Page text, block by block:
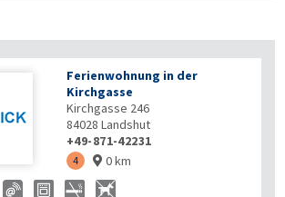
Ferienwohnung in der
Kirchgasse
Kirchgasse 246
84028 Landshut
+49-871-42231
4  0 km